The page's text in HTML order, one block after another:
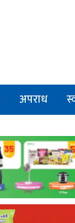
अपराध